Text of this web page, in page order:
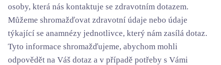
osoby, která nás kontaktuje se zdravotním dotazem.
Můžeme shromažďovat zdravotní údaje nebo údaje
týkající se anamnézy jednotlivce, který nám zasílá dotaz.
Tyto informace shromažďujeme, abychom mohli
odpovědět na Váš dotaz a v případě potřeby s Vámi